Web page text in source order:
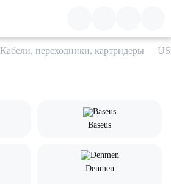
Кабели, переходники, картридеры
Baseus
Denmen